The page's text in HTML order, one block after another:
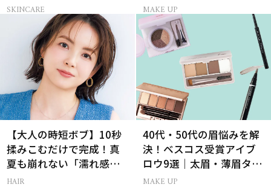
に向けて限定セットで復
SKINCARE
トするプロ技
MAKE UP
【大人の時短ボブ】10秒
揉みこむだけで完成！真
夏も崩れない「濡れ感ハ
ンサムヘア」
HAIR
40代・50代の眉悩みを解
決！ベスコス受賞アイブ
ロウ9選｜太眉・薄眉タイ
プ別の描き方
MAKE UP